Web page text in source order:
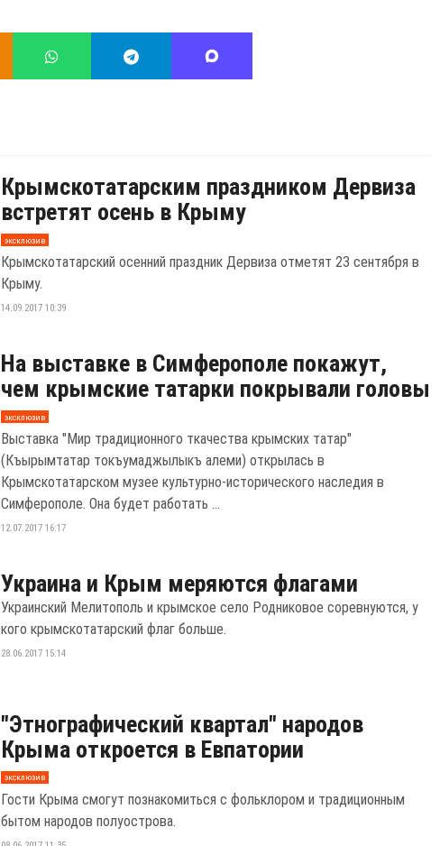
Крымскотатарским праздником Дервиза
встретят осень в Крыму
эксклюзив
Крымскотатарский осенний праздник Дервиза отметят 23 сентября в
Крыму.
14.09.2017 10:39
На выставке в Симферополе покажут,
чем крымские татарки покрывали головы
эксклюзив
Выставка "Мир традиционного ткачества крымских татар"
(Къырымтатар токъумаджылыкъ алеми) открылась в
Крымскотатарском музее культурно-исторического наследия в
Симферополе. Она будет работать ...
12.07.2017 16:17
Украина и Крым меряются флагами
Украинский Мелитополь и крымское село Родниковое соревнуются, у
кого крымскотатарский флаг больше.
28.06.2017 15:14
"Этнографический квартал" народов
Крыма откроется в Евпатории
эксклюзив
Гости Крыма смогут познакомиться с фольклором и традиционным
бытом народов полуострова.